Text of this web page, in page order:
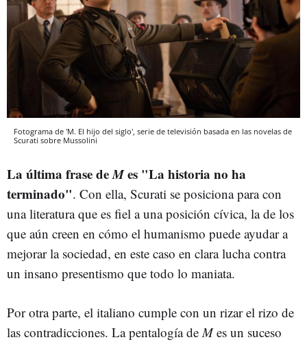
Fotograma de 'M. El hijo del siglo', serie de televisión basada en las novelas de
Scurati sobre Mussolini
La última frase deMes "La historia no ha
terminado". Con ella, Scurati se posiciona para con
una literatura que es fiel a una posición cívica, la de los
que aún creen en cómo el humanismo puede ayudar a
mejorar la sociedad, en este caso en clara lucha contra
un insano presentismo que todo lo maniata.
Por otra parte, el italiano cumple con un rizar el rizo de
las contradicciones. La pentalogía de Mes un suceso